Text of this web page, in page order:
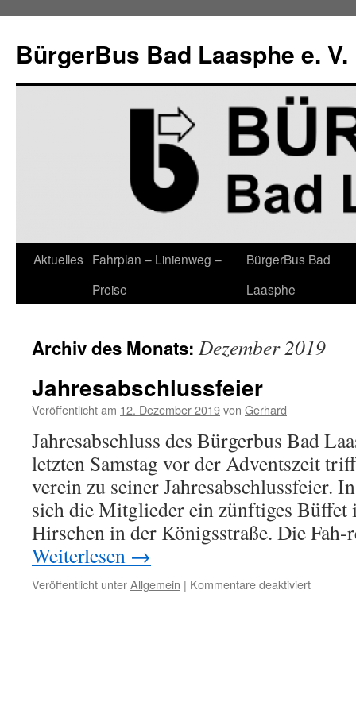
springen
BürgerBus Bad Laasphe e. V.
Aktuelles Fahrplan – Linienweg –
Preise
BürgerBus Bad
Laasphe
Archiv des Monats: Dezember 2019
Jahresabschlussfeier
Veröffentlicht am 12. Dezember 2019von Gerhard
Jahresabschluss des Bürgerbus Bad
letzten Samstag vor der Adventszeit
verein zu seiner Jahresabschlussfeier.
sich die Mitglieder ein zünftiges Büffet
Hirschen in der Königsstraße. Die
Weiterlesen →
Veröffentlicht unterAllgemein | Kommentare deaktiviertfür